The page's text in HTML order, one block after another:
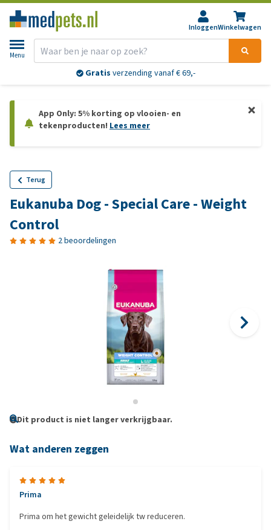
InloggenWinkelwagen
Menu
Gratis verzending vanaf € 69,-
App Only: 5% korting op vlooien- en
tekenproducten! Lees meer
Terug
Eukanuba Dog - Special Care - Weight
Control
2 beoordelingen
Dit product is niet langer verkrijgbaar.
Wat anderen zeggen
Prima
Prima om het gewicht geleidelijk tw reduceren.